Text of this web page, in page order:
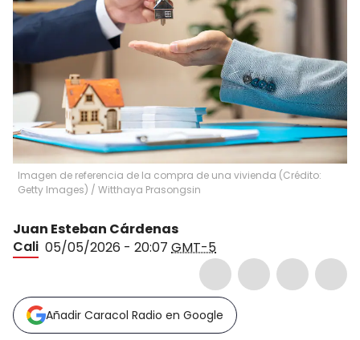
Imagen de referencia de la compra de una vivienda (Crédito:
Getty Images) / Witthaya Prasongsin
Juan Esteban Cárdenas
Cali 05/05/2026 - 20:07 GMT-5
Añadir Caracol Radio en Google